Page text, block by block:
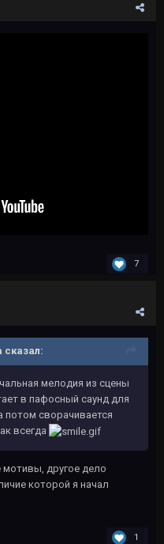
7
сказал:
мелодия из сцены
в пафосный саунд для
сворачивается
всегда
мотивы, другое дело
которой я начал
1